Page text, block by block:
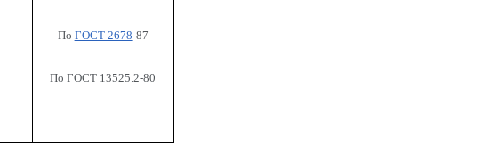
По ГОСТ 2678-87
По ГОСТ 13525.2-80